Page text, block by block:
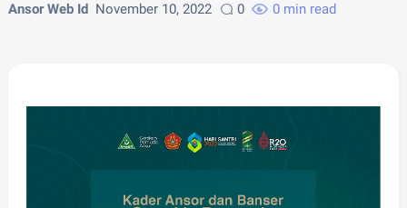
Ansor Web Id November 10, 2022 0 0 min read